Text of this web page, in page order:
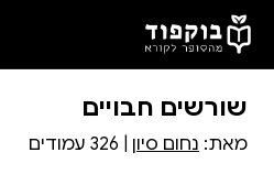
דלג לתוכן הראשי
שורשים חבויים
מאת: נחום סיון